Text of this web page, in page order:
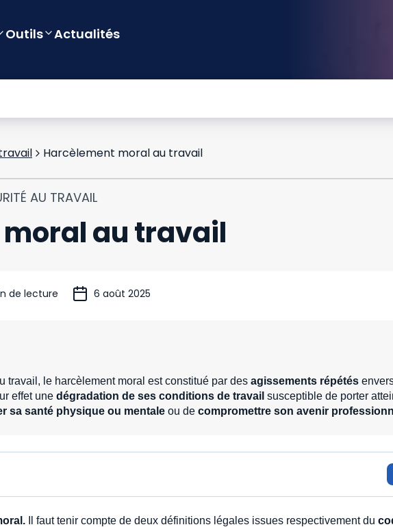
Outils Actualités
Harcèlement moral au travail
AU TRAVAIL
au travail
de lecture 6 août 2025
travail, le harcèlement moral est constitué par des agissements répétés
effet une dégradation de ses conditions de travail susceptible de porter
sa santé physique ou mentale ou de compromettre son avenir
Il faut tenir compte de deux définitions légales issues respectivement du